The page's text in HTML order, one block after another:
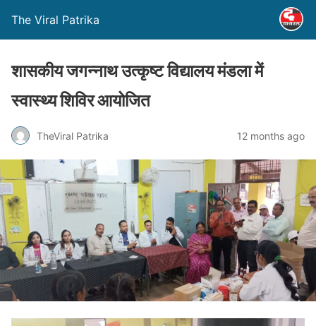
The Viral Patrika
शासकीय जगन्नाथ उत्कृष्ट विद्यालय मंडला में
स्वास्थ्य शिविर आयोजित
TheViral Patrika 12 months ago